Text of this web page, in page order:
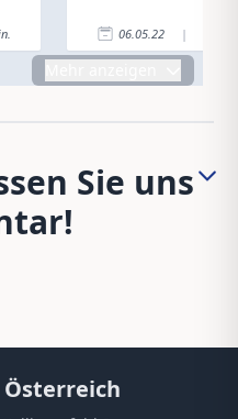
06.05.22 |
Sie uns
Österreich